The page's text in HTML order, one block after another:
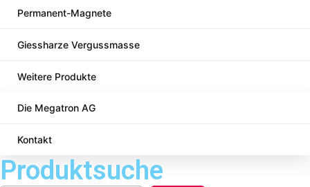
Permanent-Magnete
Giessharze Vergussmasse
Weitere Produkte
Die Megatron AG
Kontakt
Produktsuche